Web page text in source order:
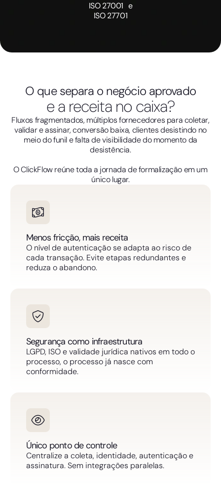
ISO 27001 e
ISO 27701
O que separa o negócio aprovado
e a receita no caixa?
Fluxos fragmentados, múltiplos fornecedores para coletar,
validar e assinar, conversão baixa, clientes desistindo no
meio do funil e falta de visibilidade do momento da
desistência.
O ClickFlow reúne toda a jornada de formalização em um
único lugar.
Menos fricção, mais receita
O nível de autenticação se adapta ao risco de
cada transação. Evite etapas redundantes e
reduza o abandono.
Segurança como infraestrutura
LGPD, ISO e validade jurídica nativos em todo o
processo, o processo já nasce com
conformidade.
Único ponto de controle
Centralize a coleta, identidade, autenticação e
assinatura. Sem integrações paralelas.